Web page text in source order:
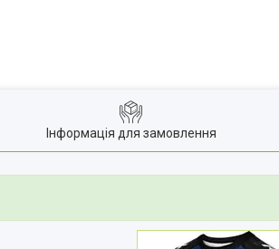
Інформація для замовлення